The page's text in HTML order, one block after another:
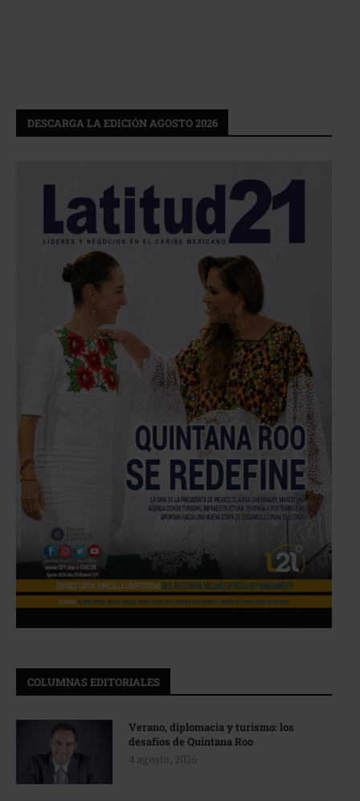
DESCARGA LA EDICIÓN AGOSTO 2026
COLUMNAS EDITORIALES
Verano, diplomacia y turismo: los
desafíos de Quintana Roo
4 agosto, 2026